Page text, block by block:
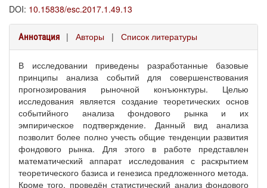
DOI: 10.15838/esc.2017.1.49.13
Аннотация | Авторы | Список литературы
В исследовании приведены разработанные базовые
принципы анализа событий для совершенствования
прогнозирования рыночной конъюнктуры. Целью
исследования является создание теоретических основ
событийного анализа фондового рынка и их
эмпирическое подтверждение. Данный вид анализа
позволит более полно учесть общие тенденции развития
фондового рынка. Для этого в работе представлен
математический аппарат исследования с раскрытием
теоретического базиса и генезиса предложенного метода.
Кроме того, проведён статистический анализ фондового